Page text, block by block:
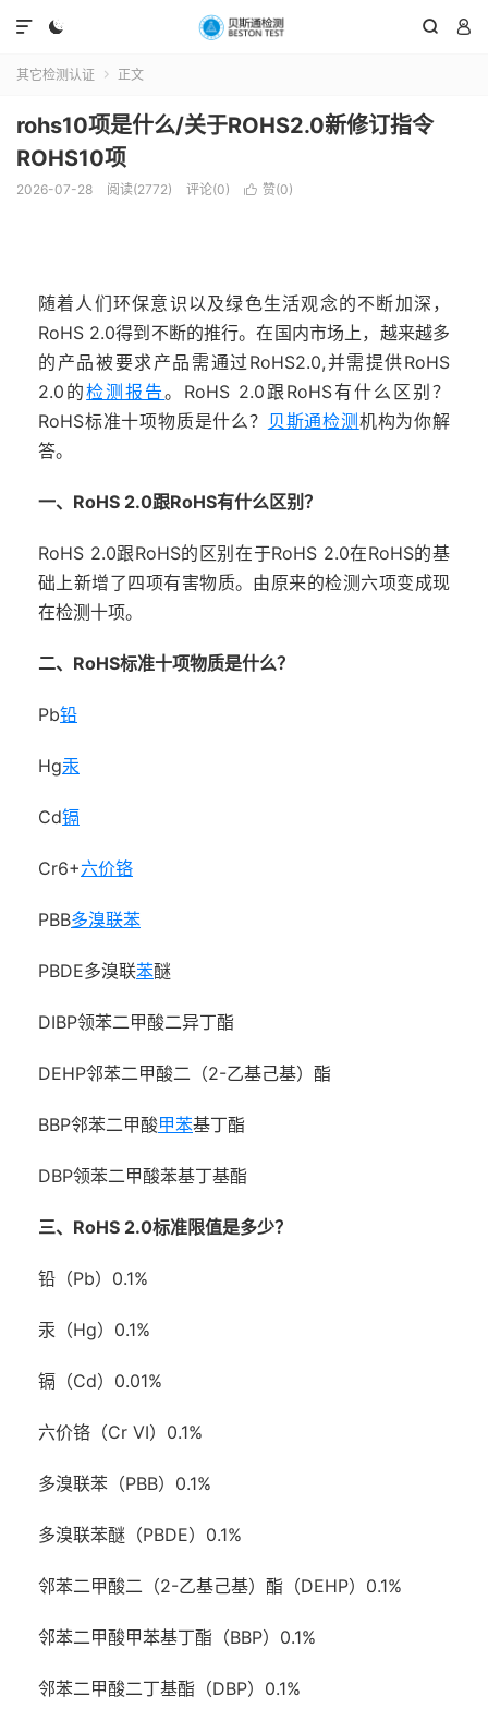
  

其它检测认证  正文
rohs10项是什么/关于ROHS2.0新修订指令
ROHS10项
2026-07-28 阅读(2772) 评论(0)  赞(0)
随着人们环保意识以及绿色生活观念的不断加深，
RoHS 2.0得到不断的推行。在国内市场上，越来越多
的产品被要求产品需通过RoHS2.0,并需提供RoHS
2.0的检测报告。RoHS 2.0跟RoHS有什么区别？
RoHS标准十项物质是什么？ 贝斯通检测 机构为你解
答。
一、RoHS 2.0跟RoHS有什么区别？
RoHS 2.0跟RoHS的区别在于RoHS 2.0在RoHS的基
础上新增了四项有害物质。由原来的检测六项变成现
在检测十项。
二、RoHS标准十项物质是什么？
Pb铅
Hg汞
Cd镉
Cr6+六价铬
PBB多溴联苯
PBDE多溴联苯醚
DIBP领苯二甲酸二异丁酯
DEHP邻苯二甲酸二（2-乙基己基）酯
BBP邻苯二甲酸甲苯基丁酯
DBP领苯二甲酸苯基丁基酯
三、RoHS 2.0标准限值是多少？
铅（Pb）0.1%
汞（Hg）0.1%
镉（Cd）0.01%
六价铬（Cr VI）0.1%
多溴联苯（PBB）0.1%
多溴联苯醚（PBDE）0.1%
邻苯二甲酸二（2-乙基己基）酯（DEHP）0.1%
邻苯二甲酸甲苯基丁酯（BBP）0.1%
邻苯二甲酸二丁基酯（DBP）0.1%